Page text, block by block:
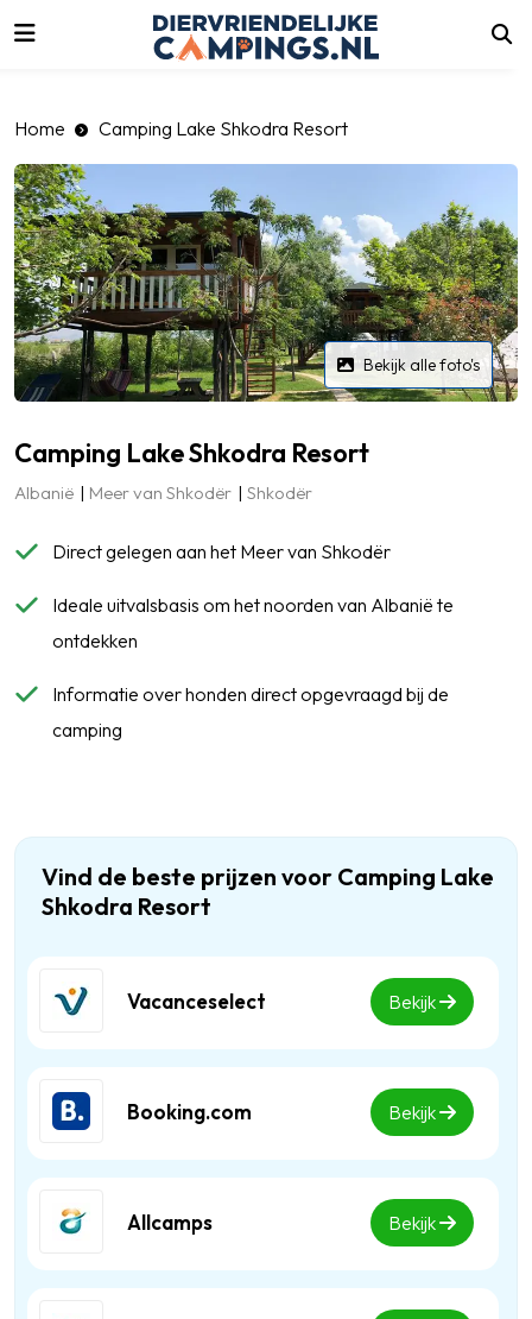
Home Camping Lake Shkodra Resort
Bekijk alle foto's
Camping Lake Shkodra Resort
Albanië Meer van Shkodër Shkodër
Direct gelegen aan het Meer van Shkodër
Ideale uitvalsbasis om het noorden van Albanië te
ontdekken
Informatie over honden direct opgevraagd bij de
camping
Vind de beste prijzen voor Camping Lake
Shkodra Resort
Vacanceselect Bekijk
Booking.com Bekijk
Allcamps Bekijk